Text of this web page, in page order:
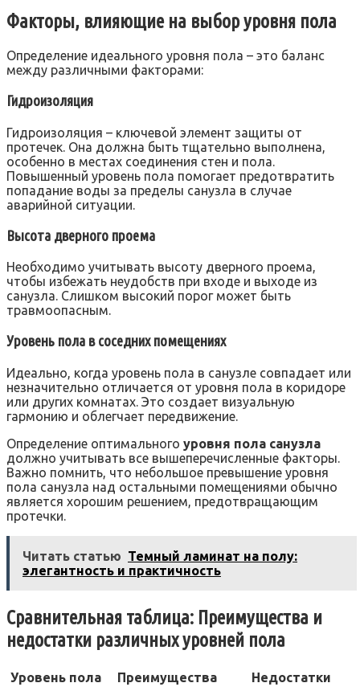
Факторы, влияющие на выбор уровня пола
Определение идеального уровня пола – это баланс
между различными факторами:
Гидроизоляция
Гидроизоляция – ключевой элемент защиты от
протечек. Она должна быть тщательно выполнена,
особенно в местах соединения стен и пола.
Повышенный уровень пола помогает предотвратить
попадание воды за пределы санузла в случае
аварийной ситуации.
Высота дверного проема
Необходимо учитывать высоту дверного проема,
чтобы избежать неудобств при входе и выходе из
санузла. Слишком высокий порог может быть
травмоопасным.
Уровень пола в соседних помещениях
Идеально, когда уровень пола в санузле совпадает или
незначительно отличается от уровня пола в коридоре
или других комнатах. Это создает визуальную
гармонию и облегчает передвижение.
Определение оптимального уровня пола санузла
должно учитывать все вышеперечисленные факторы.
Важно помнить, что небольшое превышение уровня
пола санузла над остальными помещениями обычно
является хорошим решением, предотвращающим
протечки.
Читать статью Темный ламинат на полу:
элегантность и практичность
Сравнительная таблица: Преимущества и
недостатки различных уровней пола
Уровень пола Преимущества Недостатки